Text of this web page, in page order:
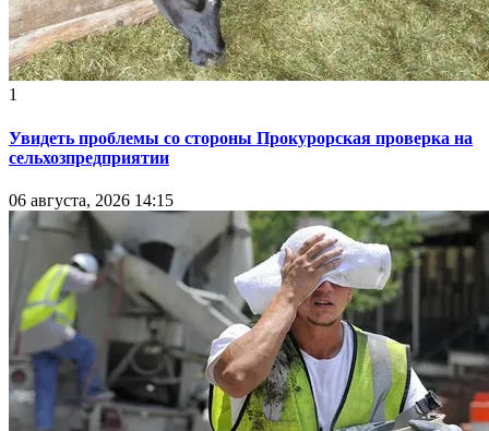
1
Увидеть проблемы со стороны Прокурорская проверка на
сельхозпредприятии
06 августа, 2026 14:15